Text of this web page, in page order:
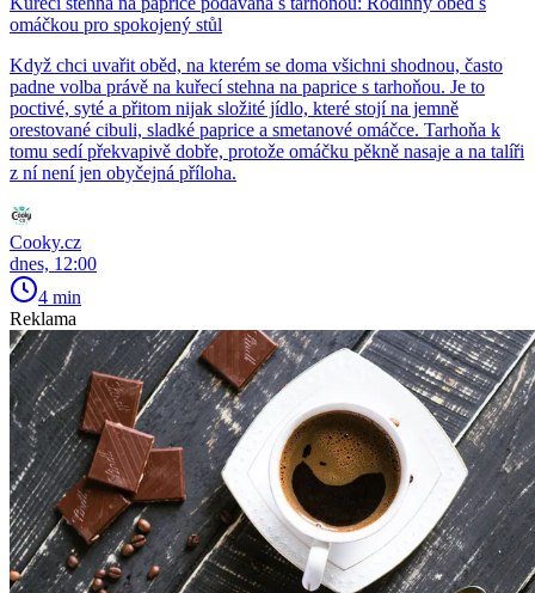
omáčkou pro spokojený stůl
Když chci uvařit oběd, na kterém se doma všichni shodnou, často
padne volba právě na kuřecí stehna na paprice s tarhoňou. Je to
poctivé, syté a přitom nijak složité jídlo, které stojí na jemně
orestované cibuli, sladké paprice a smetanové omáčce. Tarhoňa k
tomu sedí překvapivě dobře, protože omáčku pěkně nasaje a na talíři
z ní není jen obyčejná příloha.
Cooky.cz
dnes, 12:00
4 min
Reklama